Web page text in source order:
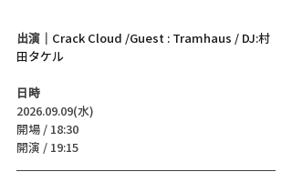
出演｜ Crack Cloud /Guest : Tramhaus / DJ:村
田タケル
日時
2026.09.09(水)
開場 / 18:30
開演 / 19:15